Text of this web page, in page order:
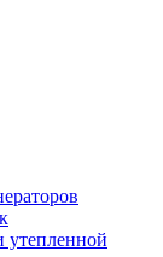
утепленной